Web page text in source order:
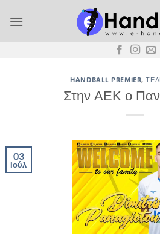
στο
HANDBALL PREMIER,
Στην ΑΕΚ ο
03
Ιούλ